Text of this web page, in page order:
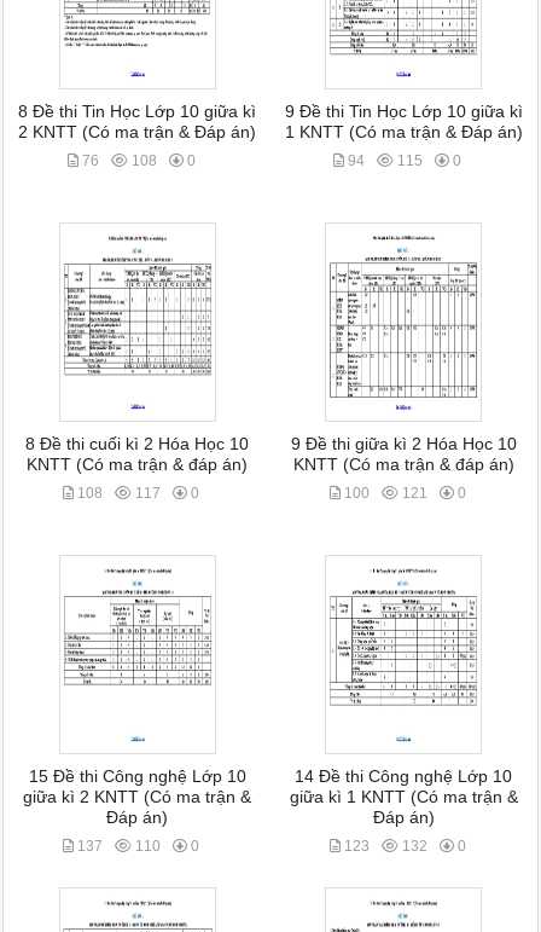
8 Đề thi Tin Học Lớp 10 giữa kì
2 KNTT (Có ma trận & Đáp án)
76 108 0
9 Đề thi Tin Học Lớp 10 giữa kì
1 KNTT (Có ma trận & Đáp án)
94 115 0
8 Đề thi cuối kì 2 Hóa Học 10
KNTT (Có ma trận & đáp án)
108 117 0
9 Đề thi giữa kì 2 Hóa Học 10
KNTT (Có ma trận & đáp án)
100 121 0
15 Đề thi Công nghệ Lớp 10
giữa kì 2 KNTT (Có ma trận &
Đáp án)
137 110 0
14 Đề thi Công nghệ Lớp 10
giữa kì 1 KNTT (Có ma trận &
Đáp án)
123 132 0